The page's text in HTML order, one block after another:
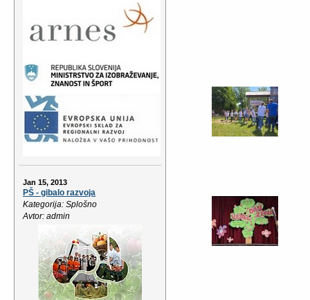
Jan 15, 2013
PŠ - gibalo razvoja
Kategorija: Splošno
Avtor: admin